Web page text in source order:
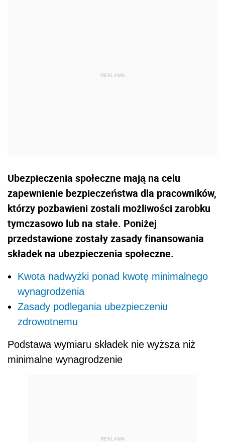
Ubezpieczenia społeczne mają na celu
zapewnienie bezpieczeństwa dla pracowników,
którzy pozbawieni zostali możliwości zarobku
tymczasowo lub na stałe. Poniżej
przedstawione zostały zasady finansowania
składek na ubezpieczenia społeczne.
Kwota nadwyżki ponad kwotę minimalnego
wynagrodzenia
Zasady podlegania ubezpieczeniu
zdrowotnemu
Podstawa wymiaru składek nie wyższa niż
minimalne wynagrodzenie
REKLAMA